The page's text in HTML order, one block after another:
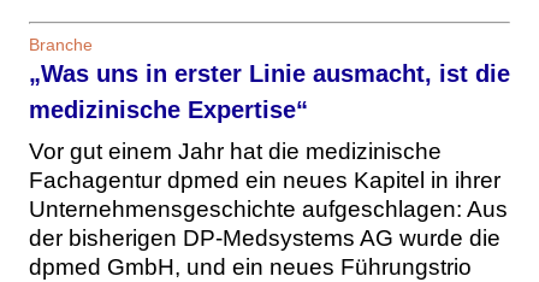
Branche
„Was uns in erster Linie ausmacht, ist die
medizinische Expertise“
Vor gut einem Jahr hat die medizinische
Fachagentur dpmed ein neues Kapitel in ihrer
Unternehmensgeschichte aufgeschlagen: Aus
der bisherigen DP-Medsystems AG wurde die
dpmed GmbH, und ein neues Führungstrio